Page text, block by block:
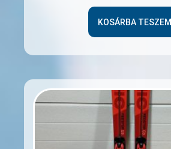
KOSÁRBA TESZEM